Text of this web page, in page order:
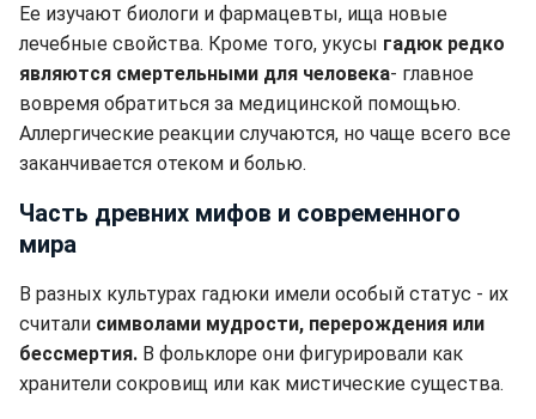
Ее изучают биологи и фармацевты, ища новые
лечебные свойства. Кроме того, укусы гадюк редко
являются смертельными для человека- главное
вовремя обратиться за медицинской помощью.
Аллергические реакции случаются, но чаще всего все
заканчивается отеком и болью.
Часть древних мифов и современного
мира
В разных культурах гадюки имели особый статус - их
считали символами мудрости, перерождения или
бессмертия. В фольклоре они фигурировали как
хранители сокровищ или как мистические существа.